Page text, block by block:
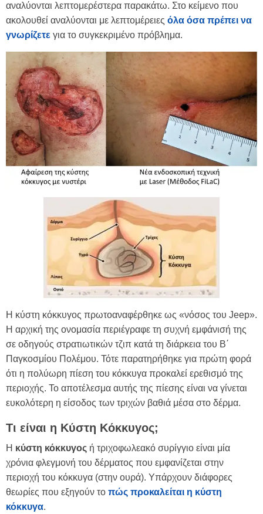
αναλύονται λεπτομερέστερα παρακάτω. Στο κείμενο που
ακολουθεί αναλύονται με λεπτομέρειες όλα όσα πρέπει να
γνωρίζετε για το συγκεκριμένο πρόβλημα.
Η κύστη κόκκυγος πρωτοαναφέρθηκε ως «νόσος του Jeep».
Η αρχική της ονομασία περιέγραφε τη συχνή εμφάνισή της
σε οδηγούς στρατιωτικών τζιπ κατά τη διάρκεια του Β΄
Παγκοσμίου Πολέμου. Τότε παρατηρήθηκε για πρώτη φορά
ότι η πολύωρη πίεση του κόκκυγα προκαλεί ερεθισμό της
περιοχής. Το αποτέλεσμα αυτής της πίεσης είναι να γίνεται
ευκολότερη η είσοδος των τριχών βαθιά μέσα στο δέρμα.
Τι είναι η Κύστη Κόκκυγος;
Η κύστη κόκκυγος ή τριχοφωλεακό συρίγγιο είναι μία
χρόνια φλεγμονή του δέρματος που εμφανίζεται στην
περιοχή του κόκκυγα (στην ουρά). Υπάρχουν διάφορες
θεωρίες που εξηγούν το πώς προκαλείται η κύστη
κόκκυγα.